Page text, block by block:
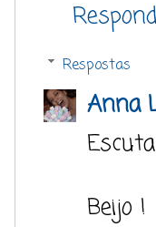
Respostas
Anna
Beijo !